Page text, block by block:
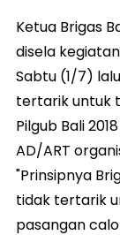
Ketua Brigas
disela
Sabtu (1/7)
tertarik untuk
Pilgub Bali
AD/ART
"Prinsipnya
tidak tertarik
pasangan